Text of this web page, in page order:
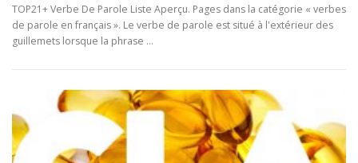
TOP21+ Verbe De Parole Liste Aperçu. Pages dans la catégorie « verbes
de parole en français ». Le verbe de parole est situé à l'extérieur des
guillemets lorsque la phrase …